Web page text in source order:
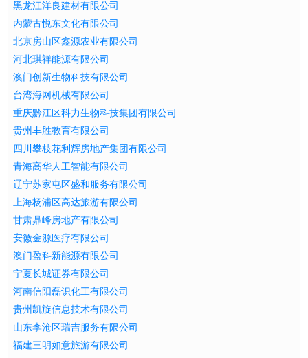
黑龙江洋良建材有限公司
内蒙古悦东文化有限公司
北京房山区鑫源农业有限公司
河北琪祥能源有限公司
澳门创新生物科技有限公司
台湾海网机械有限公司
重庆黔江区科力生物科技集团有限公司
贵州丰胜教育有限公司
四川攀枝花利辉房地产集团有限公司
青海高华人工智能有限公司
辽宁苏家屯区盛和服务有限公司
上海杨浦区高达旅游有限公司
甘肃鼎峰房地产有限公司
安徽金源医疗有限公司
澳门盈科新能源有限公司
宁夏长城证券有限公司
河南信阳磊识化工有限公司
贵州凯旋信息技术有限公司
山东李沧区瑞吉服务有限公司
福建三明如意旅游有限公司